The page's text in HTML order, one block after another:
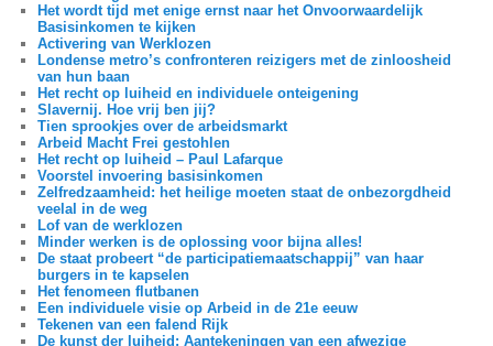
Het wordt tijd met enige ernst naar het Onvoorwaardelijk
Basisinkomen te kijken
Activering van Werklozen
Londense metro’s confronteren reizigers met de zinloosheid
van hun baan
Het recht op luiheid en individuele onteigening
Slavernij. Hoe vrij ben jij?
Tien sprookjes over de arbeidsmarkt
Arbeid Macht Frei gestohlen
Het recht op luiheid – Paul Lafarque
Voorstel invoering basisinkomen
Zelfredzaamheid: het heilige moeten staat de onbezorgdheid
veelal in de weg
Lof van de werklozen
Minder werken is de oplossing voor bijna alles!
De staat probeert “de participatiemaatschappij” van haar
burgers in te kapselen
Het fenomeen flutbanen
Een individuele visie op Arbeid in de 21e eeuw
Tekenen van een falend Rijk
De kunst der luiheid: Aantekeningen van een afwezige